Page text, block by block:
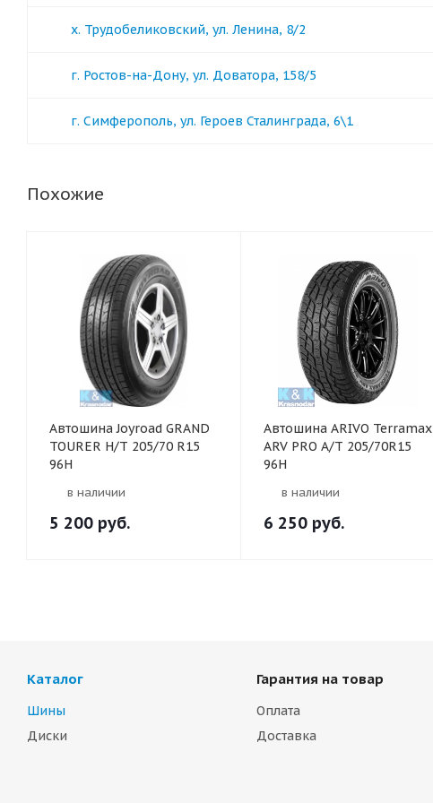
х. Трудобеликовский, ул. Ленина, 8/2
г. Ростов-на-Дону, ул. Доватора, 158/5
г. Симферополь, ул. Героев Сталинграда, 6\1
Похожие
Автошина Joyroad GRAND
TOURER H/T 205/70 R15
96H
в наличии
5 200 руб.
Автошина ARIVO Terramax
ARV PRO A/T 205/70R15
96H
в наличии
6 250 руб.
Каталог
Шины
Диски
Гарантия на товар
Оплата
Доставка